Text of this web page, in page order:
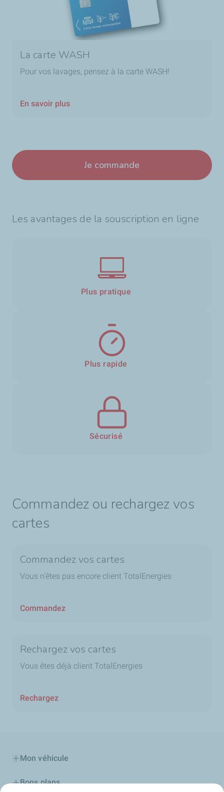
La carte WASH
Pour vos lavages, pensez à la carte WASH!
En savoir plus
Je commande
Les avantages de la souscription en ligne
Plus pratique
Plus rapide
Sécurisé
Commandez ou rechargez vos
cartes
Commandez vos cartes
Vous n'êtes pas encore client TotalEnergies
Commandez
Rechargez vos cartes
Vous êtes déjà client TotalEnergies
Rechargez
Mon véhicule
Bons plans